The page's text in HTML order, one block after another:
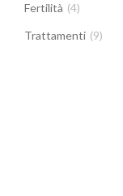
Fertilità (4)
Trattamenti (9)